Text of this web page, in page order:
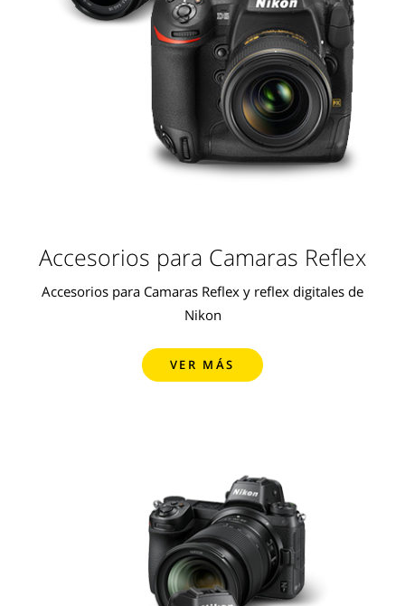
Accesorios para Camaras Reflex
Accesorios para Camaras Reflex y reflex digitales de
Nikon
VER MÁS